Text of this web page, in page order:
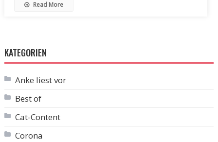
Read More
KATEGORIEN
Anke liest vor
Best of
Cat-Content
Corona